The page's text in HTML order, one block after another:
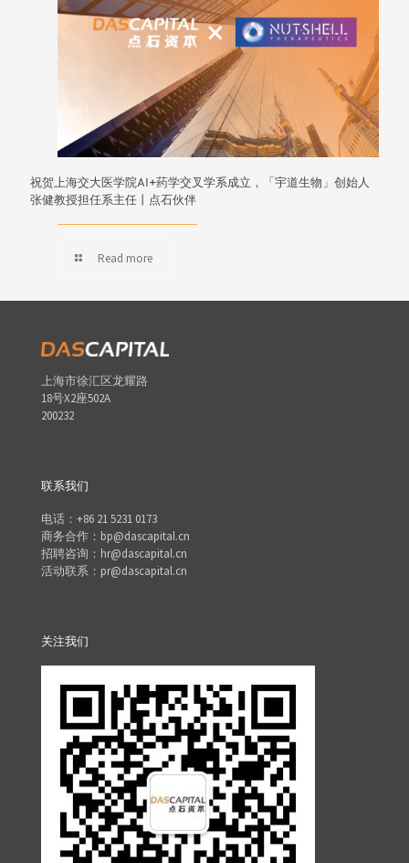
祝贺上海交大医学院AI+药学交叉学系成立，「宇道生物」创始人
张健教授担任系主任丨点石伙伴
Read more
上海市徐汇区龙耀路
18号X2座502A
200232
联系我们
电话：+86 21 5231 0173
商务合作：bp@dascapital.cn
招聘咨询：hr@dascapital.cn
活动联系：pr@dascapital.cn
关注我们